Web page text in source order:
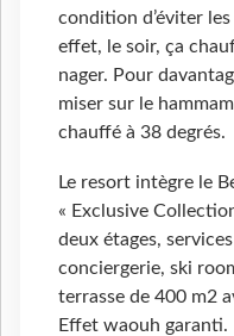
condition d’éviter
effet, le soir, ça
nager. Pour
miser sur le
chauffé à 38 degrés.
Le resort intègre le
« Exclusive
deux étages,
conciergerie, ski
terrasse de 400 m2
Effet waouh garanti.